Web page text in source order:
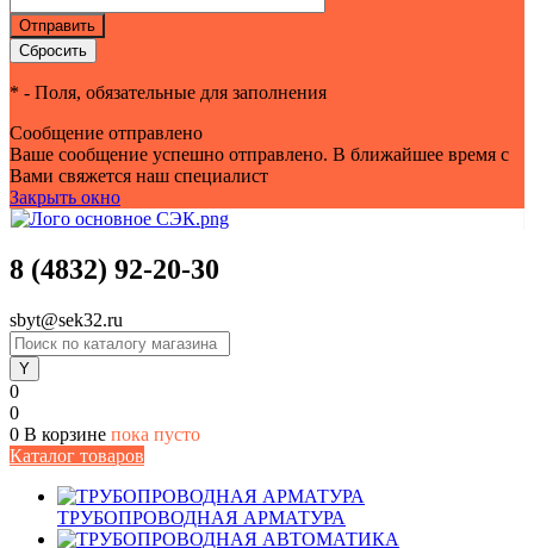
* - Поля, обязательные для заполнения
Сообщение отправлено
Ваше сообщение успешно отправлено. В ближайшее время с
Вами свяжется наш специалист
Закрыть окно
8 (4832) 92-20-30
sbyt@sek32.ru
0
0
0 В корзине пока пусто
Каталог товаров
ТРУБОПРОВОДНАЯ АРМАТУРА